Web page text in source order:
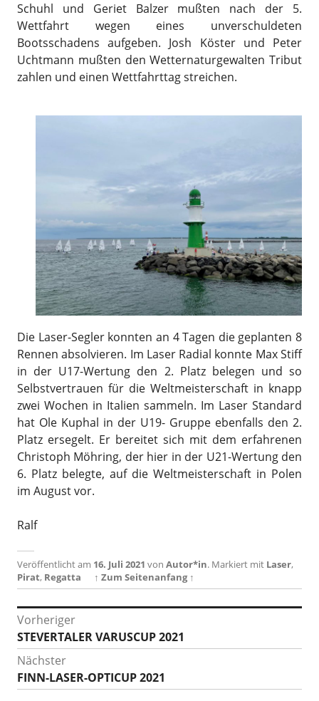
Schuhl und Geriet Balzer mußten nach der 5.
Wettfahrt wegen eines unverschuldeten
Bootsschadens aufgeben. Josh Köster und Peter
Uchtmann mußten den Wetternaturgewalten Tribut
zahlen und einen Wettfahrttag streichen.
Die Laser-Segler konnten an 4 Tagen die geplanten 8
Rennen absolvieren. Im Laser Radial konnte Max Stiff
in der U17-Wertung den 2. Platz belegen und so
Selbstvertrauen für die Weltmeisterschaft in knapp
zwei Wochen in Italien sammeln. Im Laser Standard
hat Ole Kuphal in der U19- Gruppe ebenfalls den 2.
Platz ersegelt. Er bereitet sich mit dem erfahrenen
Christoph Möhring, der hier in der U21-Wertung den
6. Platz belegte, auf die Weltmeisterschaft in Polen
im August vor.
Ralf
Veröffentlicht am 16. Juli 2021 von Autor*in. Markiert mit Laser,
Pirat, Regatta ↑ Zum Seitenanfang ↑
Beitragsnavigation
Vorheriger
Vorheriger
Beitrag:
STEVERTALER VARUSCUP 2021
Nächster
Nächster
Beitrag:
FINN-LASER-OPTICUP 2021